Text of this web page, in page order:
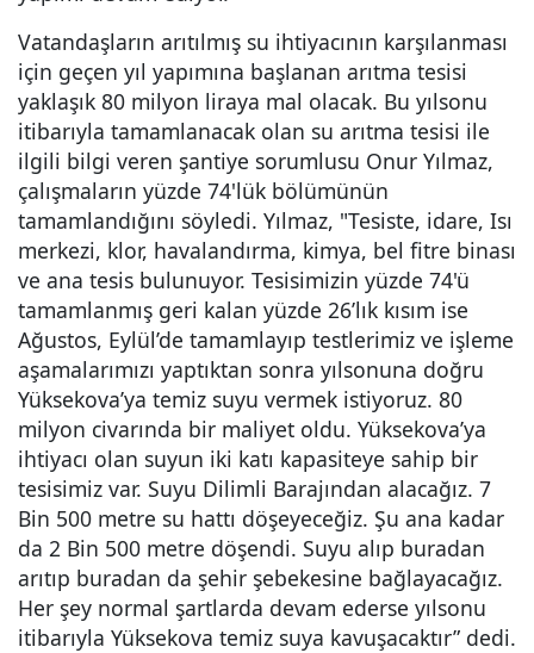
Vatandaşların arıtılmış su ihtiyacının karşılanması
için geçen yıl yapımına başlanan arıtma tesisi
yaklaşık 80 milyon liraya mal olacak. Bu yılsonu
itibarıyla tamamlanacak olan su arıtma tesisi ile
ilgili bilgi veren şantiye sorumlusu Onur Yılmaz,
çalışmaların yüzde 74'lük bölümünün
tamamlandığını söyledi. Yılmaz, "Tesiste, idare, Isı
merkezi, klor, havalandırma, kimya, bel fitre binası
ve ana tesis bulunuyor. Tesisimizin yüzde 74'ü
tamamlanmış geri kalan yüzde 26’lık kısım ise
Ağustos, Eylül’de tamamlayıp testlerimiz ve işleme
aşamalarımızı yaptıktan sonra yılsonuna doğru
Yüksekova’ya temiz suyu vermek istiyoruz. 80
milyon civarında bir maliyet oldu. Yüksekova’ya
ihtiyacı olan suyun iki katı kapasiteye sahip bir
tesisimiz var. Suyu Dilimli Barajından alacağız. 7
Bin 500 metre su hattı döşeyeceğiz. Şu ana kadar
da 2 Bin 500 metre döşendi. Suyu alıp buradan
arıtıp buradan da şehir şebekesine bağlayacağız.
Her şey normal şartlarda devam ederse yılsonu
itibarıyla Yüksekova temiz suya kavuşacaktır” dedi.